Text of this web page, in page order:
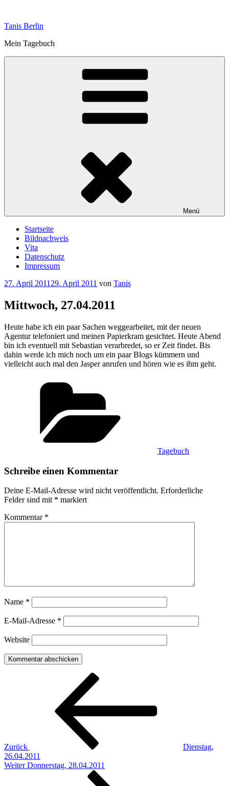
springen
Tanis Berlin
Mein Tagebuch
Menü
Startseite
Bildnachweis
Vita
Datenschutz
Impressum
Veröffentlicht
27. April 2011 29. April 2011 von Tanis
Mittwoch, 27.04.2011
Heute habe ich ein paar Sachen weggearbeitet, mit der neuen
Agentur telefoniert und meinen Papierkram gesichtet. Heute Abend
bin ich eventuell mit Sebastian verarbredet, so er Zeit findet. Bis
dahin werde ich mich noch um ein paar Blogs kümmern und
vielleicht auch mal den Jasper anrufen und hören wie es ihm geht.
Tagebuch
Schreibe einen Kommentar
Deine E-Mail-Adresse wird nicht veröffentlicht. Erforderliche
Felder sind mit * markiert
Kommentar *
Name *
E-Mail-Adresse *
Website
Beitragsnavigation
Zurück
Dienstag,
26.04.2011
Nächster
Weiter Donnerstag, 28.04.2011